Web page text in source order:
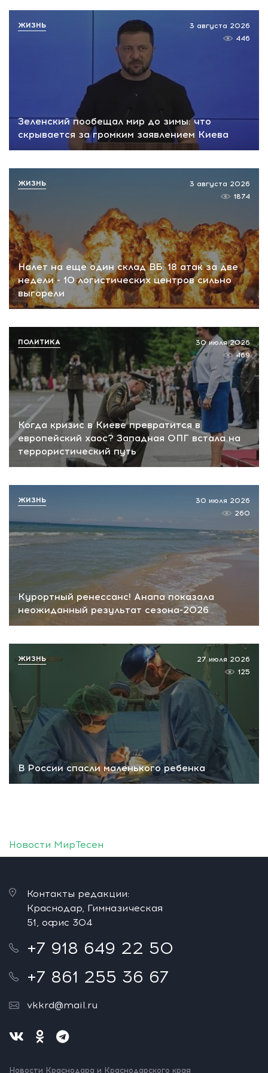
Зеленский пообещал мир до зимы: что
скрывается за громким заявлением Киева
3 августа 2026
446
ЖИЗНЬ
Налет на еще один склад ВБ: 18 атак за две
недели - 10 логистических центров сильно
выгорели
3 августа 2026
1874
ЖИЗНЬ
Когда кризис в Киеве превратится в
европейский хаос? Западная ОПГ встала на
террористический путь
30 июля 2026
469
ПОЛИТИКА
Курортный ренессанс! Анапа показала
неожиданный результат сезона-2026
30 июля 2026
260
ЖИЗНЬ
В России спасли маленького ребенка
27 июля 2026
125
ЖИЗНЬ
Новости МирТесен
Контакты редакции:
Краснодар, Гимназическая
51, офис 304
+7 918 649 22 50
+7 861 255 36 67
vkkrd@mail.ru
Новости Краснодара и Краснодарского края